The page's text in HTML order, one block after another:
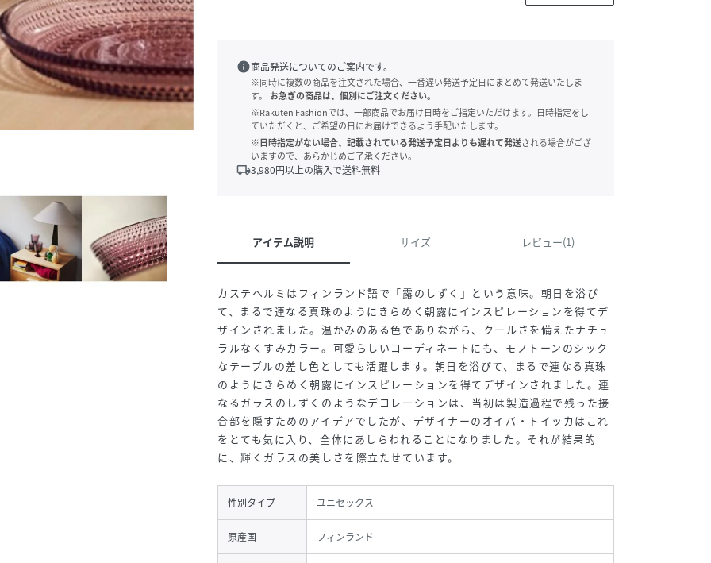
info商品発送についてのご案内です。
※同時に複数の商品を注文された場合、一番遅い発送予定日にまとめて発送いたしま
す。
お急ぎの商品は、個別にご注文ください。
※Rakuten Fashionでは、一部商品でお届け日時をご指定いただけます。日時指定をし
ていただくと、ご希望の日にお届けできるよう手配いたします。
※日時指定がない場合、記載されている発送予定日よりも遅れて発送される場合がござ
いますので、あらかじめご了承ください。
local_shipping3,980円以上の購入で送料無料
アイテム説明 サイズ レビュー(1)
カステヘルミはフィンランド語で「露のしずく」という意味。朝日を浴び
て、まるで連なる真珠のようにきらめく朝露にインスピレーションを得てデ
ザインされました。温かみのある色でありながら、クールさを備えたナチュ
ラルなくすみカラー。可愛らしいコーディネートにも、モノトーンのシック
なテーブルの差し色としても活躍します。朝日を浴びて、まるで連なる真珠
のようにきらめく朝露にインスピレーションを得てデザインされました。連
なるガラスのしずくのようなデコレーションは、当初は製造過程で残った接
合部を隠すためのアイデアでしたが、デザイナーのオイバ・トイッカはこれ
をとても気に入り、全体にあしらわれることになりました。それが結果的
に、輝くガラスの美しさを際立たせています。
性別タイプ ユニセックス
原産国 フィンランド